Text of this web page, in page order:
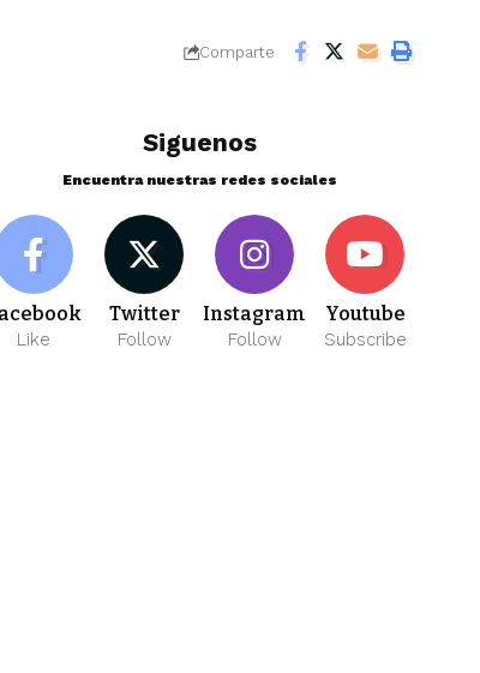
Comparte
Siguenos
Encuentra nuestras redes sociales
Like
Twitter
Follow
Instagram
Follow
Youtube
Subscribe